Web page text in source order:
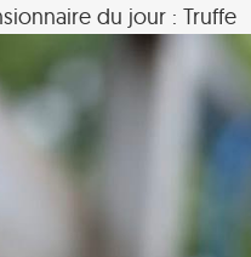
du jour : Truffe